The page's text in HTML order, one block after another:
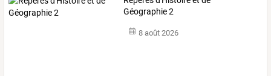
Géographie 2
8 août 2026